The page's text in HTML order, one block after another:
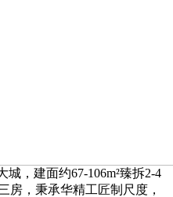
城，建面约67-106m²臻拆2-4
房，秉承华精工匠制尺度，